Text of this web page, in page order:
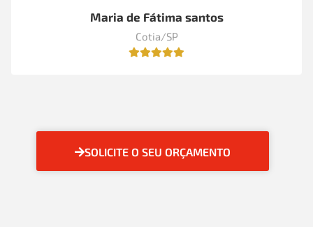
Maria de Fátima santos
Cotia/SP
SOLICITE O SEU ORÇAMENTO